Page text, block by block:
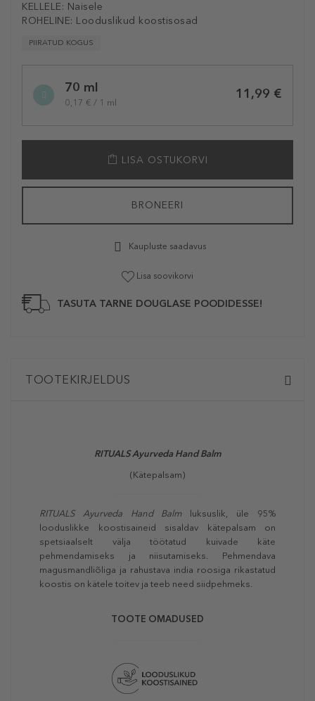
KELLELE: Naisele
ROHELINE: Looduslikud koostisosad
PIIRATUD KOGUS
variation70 ml
0,17 € / 1 ml
11,99 €
LISA OSTUKORVI
BRONEERI
Kaupluste saadavus
Lisa soovikorvi
TASUTA TARNE DOUGLASE POODIDESSE!
TOOTEKIRJELDUS
RITUALS Ayurveda Hand Balm
(Kätepalsam)
RITUALS Ayurveda Hand Balm
luksuslik, üle 95%
looduslikke koostisaineid sisaldav kätepalsam on
spetsiaalselt välja töötatud kuivade käte
pehmendamiseks ja niisutamiseks. Pehmendava
magusmandliõliga ja rahustava india roosiga rikastatud
koostis on kätele toitev ja teeb need siidpehmeks.
TOOTE OMADUSED